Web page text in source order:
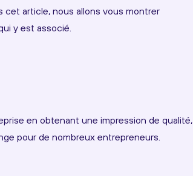
cet article, nous allons vous montrer
y est associé.
en obtenant une impression de qualité,
pour de nombreux entrepreneurs.